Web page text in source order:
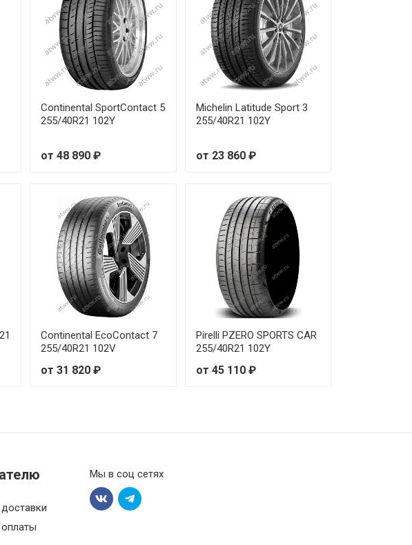
Continental SportContact 5
255/40R21 102Y
от 48 890 ₽
Michelin Latitude Sport 3
255/40R21 102Y
от 23 860 ₽
Continental EcoContact 7
255/40R21 102V
от 31 820 ₽
Pirelli PZERO SPORTS CAR
255/40R21 102Y
от 45 110 ₽
Мы в соц сетях